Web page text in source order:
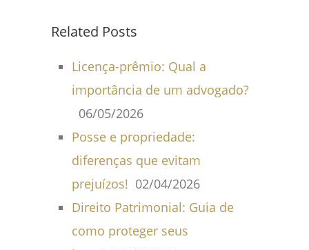
Related Posts
Licença-prêmio: Qual a
importância de um advogado?
06/05/2026
Posse e propriedade:
diferenças que evitam
prejuízos! 02/04/2026
Direito Patrimonial: Guia de
como proteger seus